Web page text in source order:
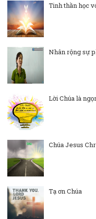
Tinh thần học
Nhân rộng sự
Lời Chúa là
Chúa Jesus
Tạ ơn Chúa